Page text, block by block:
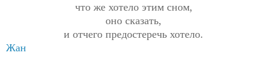
что же хотело этим сном,
оно сказать,
и отчего предостеречь хотело.
Жан